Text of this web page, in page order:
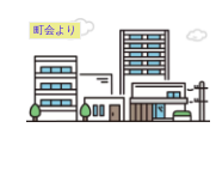
町会より